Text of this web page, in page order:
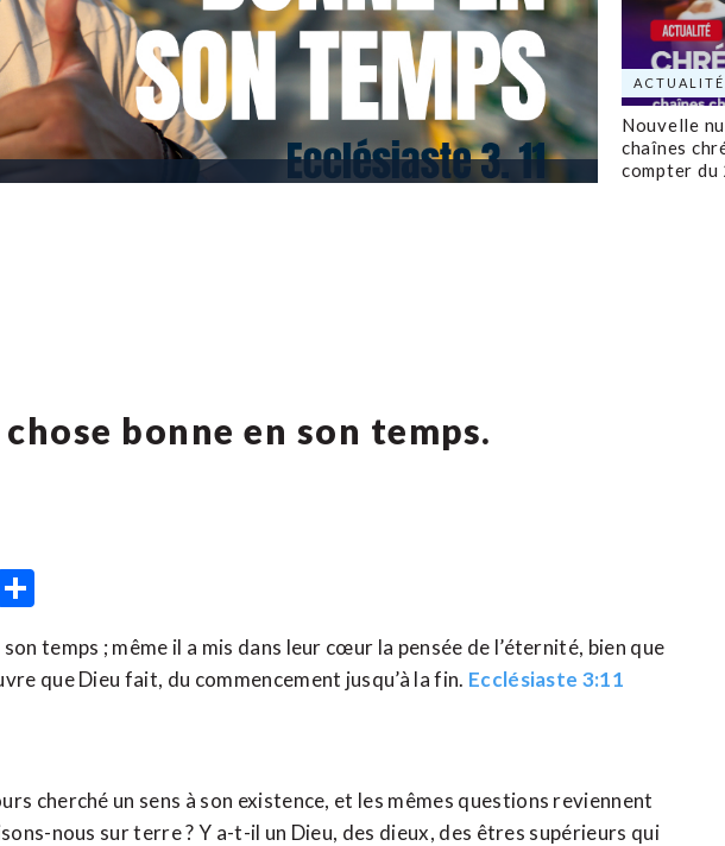
Nouvelle
chaînes
compter du
bonne en son temps.
temps ; même il a mis dans leur cœur la pensée de l’éternité, bien que
que Dieu fait, du commencement jusqu’à la fin. Ecclésiaste 3:11
cherché un sens à son existence, et les mêmes questions reviennent
nous sur terre ? Y a-t-il un Dieu, des dieux, des êtres supérieurs qui